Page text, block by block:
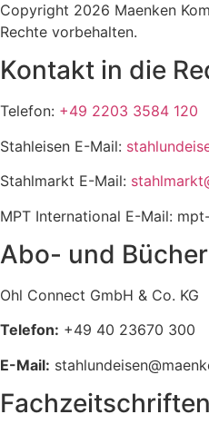
Copyright 2026 Maenken
Rechte vorbehalten.
Kontakt in die
Telefon: +49 2203 3584 120
Stahleisen E-Mail:
Stahlmarkt E-Mail:
MPT International E-Mail:
Abo- und
Ohl Connect GmbH & Co. KG
Telefon: +49 40 23670 300
E-Mail: